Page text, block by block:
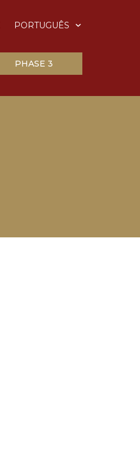
PORTUGUÊS
PHASE 3